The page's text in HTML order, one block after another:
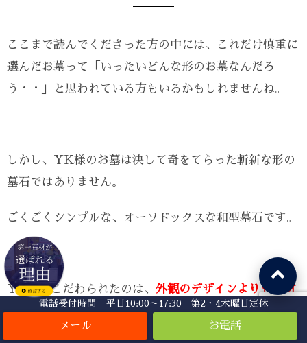
電話受付時間 平日10:00～17:30 第2・4木曜日定休
ここまで読んでくださった方の中には、これだけ慎重に
選んだお墓って「いったいどんな形のお墓なんだろ
う・・」と思われている方もいるかもしれませんね。
しかし、YK様のお墓は決して奇をてらった斬新な形の
墓石ではありません。
ごくごくシンプルな、オーソドックスな和型墓石です。
YK様がこだわられたのは、 外観のデザインよりも素材
である石の質や加工、そして何よりも構造を重視されま